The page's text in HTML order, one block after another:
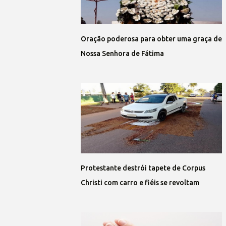
Oração poderosa para obter uma graça de
Nossa Senhora de Fátima
Protestante destrói tapete de Corpus
Christi com carro e fiéis se revoltam